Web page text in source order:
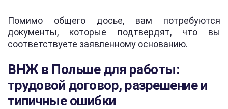
Помимо общего досье, вам потребуются
документы, которые подтвердят, что вы
соответствуете заявленному основанию.
ВНЖ в Польше для работы:
трудовой договор, разрешение и
типичные ошибки